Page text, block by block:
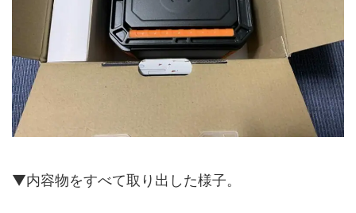
▼内容物をすべて取り出した様子。